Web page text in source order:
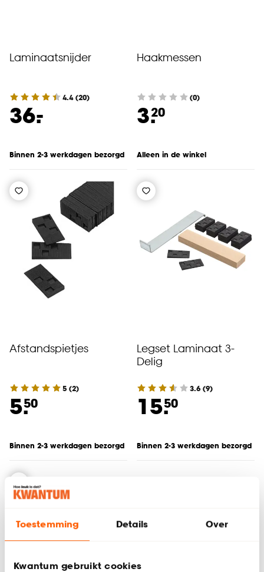
Toestemming Details Over
Kwantum gebruikt cookies
Laminaatsnijder
4.4(20)
36.
-
Binnen 2-3 werkdagen bezorgd
Haakmessen
(0)
3.20
Alleen in de winkel
Afstandspietjes
5 (2)
5.50
Binnen 2-3 werkdagen bezorgd
Legset Laminaat 3-
Delig
3.6 (9)
15.50
Binnen 2-3 werkdagen bezorgd